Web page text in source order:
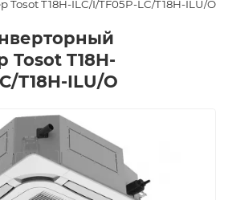
T18H-ILC/I/TF05P-LC/T18H-ILU/O
Tosot T18H-
T18H-ILU/O